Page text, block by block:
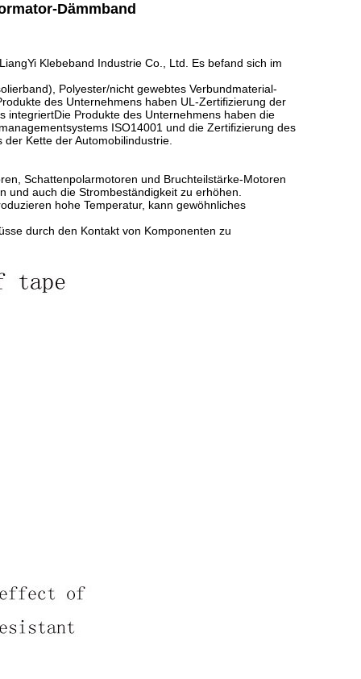
Dämmband
Klebeband Industrie Co., Ltd. Es befand sich im
Polyester/nicht gewebtes Verbundmaterial-
des Unternehmens haben UL-Zertifizierung der
integriertDie Produkte des Unternehmens haben die
ISO14001 und die Zertifizierung des
Kette der Automobilindustrie.
Schattenpolarmotoren und Bruchteilstärke-Motoren
auch die Strombeständigkeit zu erhöhen.
hohe Temperatur, kann gewöhnliches
durch den Kontakt von Komponenten zu